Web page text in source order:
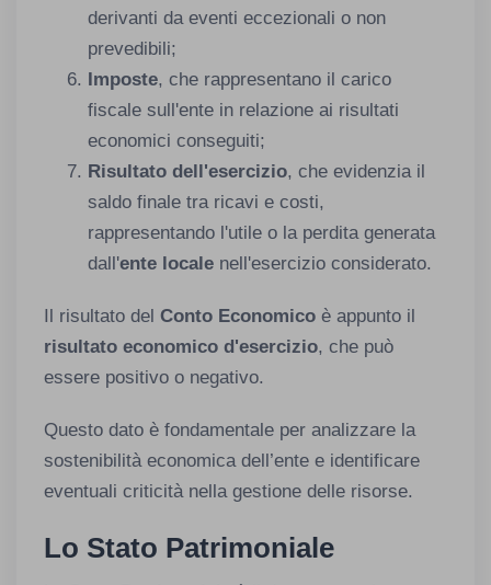
derivanti da eventi eccezionali o non
prevedibili;
Imposte, che rappresentano il carico
fiscale sull'ente in relazione ai risultati
economici conseguiti;
Risultato dell'esercizio, che evidenzia il
saldo finale tra ricavi e costi,
rappresentando l'utile o la perdita generata
dall'ente locale nell'esercizio considerato.
Il risultato del Conto Economico è appunto il
risultato economico d'esercizio, che può
essere positivo o negativo.
Questo dato è fondamentale per analizzare la
sostenibilità economica dell’ente e identificare
eventuali criticità nella gestione delle risorse.
Lo Stato Patrimoniale